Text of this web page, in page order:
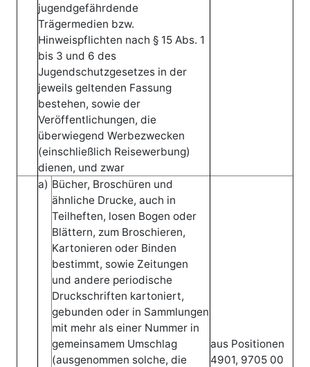
jugendgefährdende
Trägermedien bzw.
Hinweispflichten nach § 15 Abs. 1
bis 3 und 6 des
Jugendschutzgesetzes in der
jeweils geltenden Fassung
bestehen, sowie der
Veröffentlichungen, die
überwiegend Werbezwecken
(einschließlich Reisewerbung)
dienen, und zwar
a) Bücher, Broschüren und
ähnliche Drucke, auch in
Teilheften, losen Bogen oder
Blättern, zum Broschieren,
Kartonieren oder Binden
bestimmt, sowie Zeitungen
und andere periodische
Druckschriften kartoniert,
gebunden oder in Sammlungen
mit mehr als einer Nummer in
gemeinsamem Umschlag
(ausgenommen solche, die
aus Positionen
4901, 9705 00